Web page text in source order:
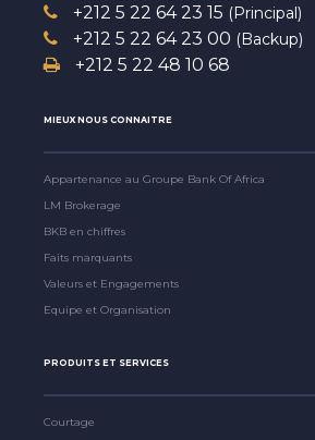
+212 5 22 64 23 15 (Principal)
+212 5 22 64 23 00 (Backup)
+212 5 22 48 10 68
MIEUX NOUS CONNAITRE
Appartenance au Groupe Bank Of Africa
LM Brokerage
BKB en chiffres
Faits marquants
Valeurs et Engagements
Equipe et Organisation
PRODUITS ET SERVICES
Courtage